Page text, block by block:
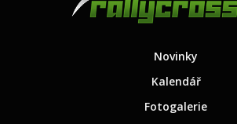
Novinky
Kalendář
Fotogalerie